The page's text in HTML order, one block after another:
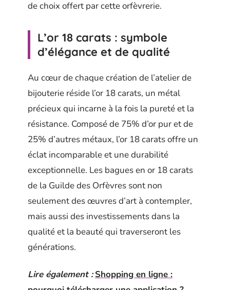
de choix offert par cette orfèvrerie.
L’or 18 carats : symbole
d’élégance et de qualité
Au cœur de chaque création de l’atelier de
bijouterie réside l’or 18 carats, un métal
précieux qui incarne à la fois la pureté et la
résistance. Composé de 75% d’or pur et de
25% d’autres métaux, l’or 18 carats offre un
éclat incomparable et une durabilité
exceptionnelle. Les bagues en or 18 carats
de la Guilde des Orfèvres sont non
seulement des œuvres d’art à contempler,
mais aussi des investissements dans la
qualité et la beauté qui traverseront les
générations.
Lire également : Shopping en ligne :